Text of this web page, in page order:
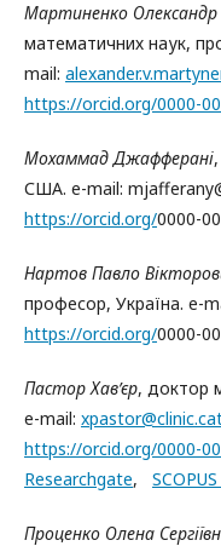
Мартиненко Олександр
математичних наук,
mail:
https://orcid.org/0000-
Мохаммад Джафферані
США. e-mail:
https://orcid.org/0000-
Нартов Павло
професор, Україна. e-
https://orcid.org/0000-
Пастор Хав’єр, доктор
e-mail:
https://orcid.org/0000-
Researchgate,
Проценко Олена